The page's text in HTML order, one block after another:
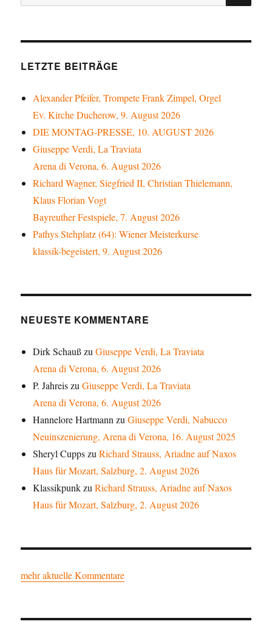
nach:
LETZTE BEITRÄGE
Alexander Pfeifer, Trompete Frank Zimpel, Orgel
Ev. Kirche Ducherow, 9. August 2026
DIE MONTAG-PRESSE, 10. AUGUST 2026
Giuseppe Verdi, La Traviata
Arena di Verona, 6. August 2026
Richard Wagner, Siegfried II, Christian Thielemann,
Klaus Florian Vogt
Bayreuther Festspiele, 7. August 2026
Pathys Stehplatz (64): Wiener Meisterkurse
klassik-begeistert, 9. August 2026
NEUESTE KOMMENTARE
Dirk SchaußzuGiuseppe Verdi, La Traviata
Arena di Verona, 6. August 2026
P. JahreiszuGiuseppe Verdi, La Traviata
Arena di Verona, 6. August 2026
Hannelore HartmannzuGiuseppe Verdi, Nabucco
Neuinszenierung, Arena di Verona, 16. August 2025
Sheryl CuppszuRichard Strauss, Ariadne auf Naxos
Haus für Mozart, Salzburg, 2. August 2026
KlassikpunkzuRichard Strauss, Ariadne auf Naxos
Haus für Mozart, Salzburg, 2. August 2026
mehr aktuelle Kommentare